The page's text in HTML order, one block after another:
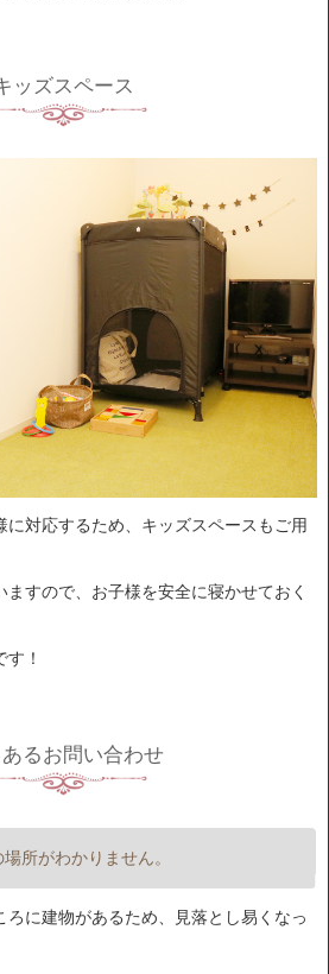
ッズスペース
に対応するため、キッズスペースもご用
すので、お子様を安全に寝かせておく
！
るお問い合わせ
場所がわかりません。
ろに建物があるため、見落とし易くなっ